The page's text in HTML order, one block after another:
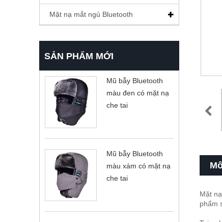
Mặt nạ mắt ngủ Bluetooth
SẢN PHẨM MỚI
Mũ bẫy Bluetooth
màu đen có mặt nạ
che tai
Mũ bẫy Bluetooth
màu xám có mặt nạ
che tai
Mặt
phẩm